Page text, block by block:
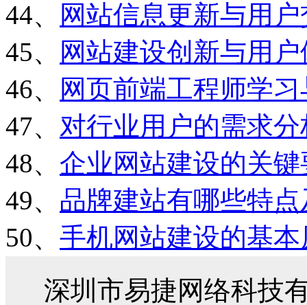
44、
网站信息更新与用
45、
网站建设创新与用
46、
网页前端工程师学
47、 对行业用户的需求
48、 企业网站建设的关
49、 品牌建站有哪些特
50、 手机网站建设的基本
深圳市易捷网络科